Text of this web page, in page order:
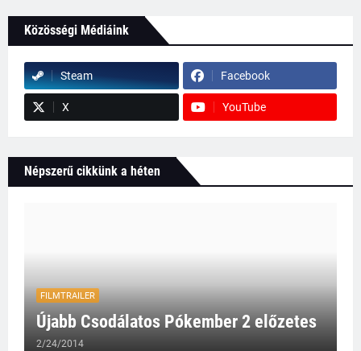
Közösségi Médiáink
Steam Facebook
X YouTube
Népszerű cikkünk a héten
FILMTRAILER
Újabb Csodálatos Pókember 2 előzetes
2/24/2014